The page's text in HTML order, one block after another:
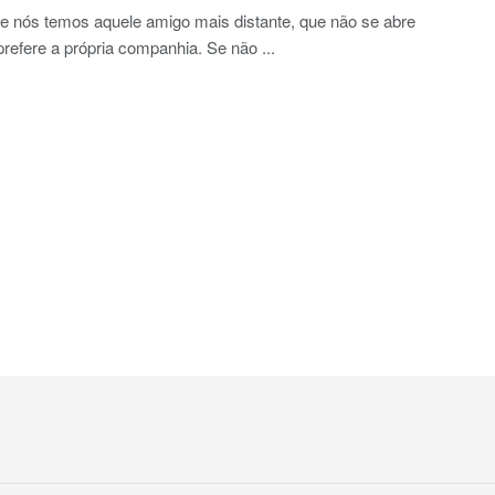
nós temos aquele amigo mais distante, que não se abre
a própria companhia. Se não ...